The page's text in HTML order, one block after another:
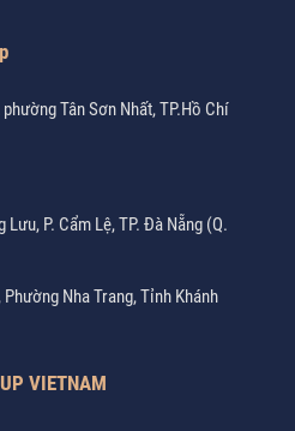
Tân Sơn Nhất, TP.Hồ Chí
P. Cẩm Lệ, TP. Đà Nẵng (Q.
Nha Trang, Tỉnh Khánh
VIETNAM